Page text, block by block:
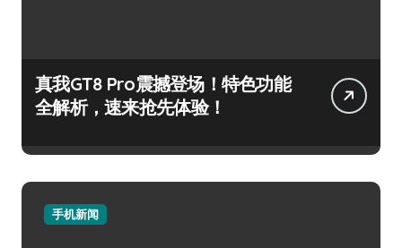
真我GT8 Pro震撼登场！特色功能
全解析，速来抢先体验！
手机新闻